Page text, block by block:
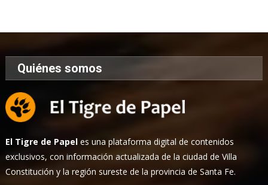
Quiénes somos
El Tigre de Papel es una plataforma digital de contenidos
exclusivos, con información actualizada de la ciudad de Villa
Constitución y la región sureste de la provincia de Santa Fe.